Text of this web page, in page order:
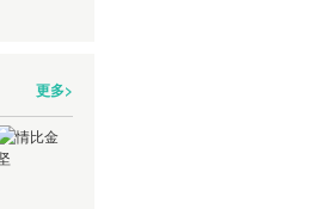
更多>